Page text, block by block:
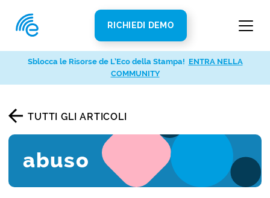
RICHIEDI DEMO
TUTTI GLI ARTICOLI
abuso
Sblocca le Risorse de L’Eco della Stampa! ENTRA NELLA
COMMUNITY